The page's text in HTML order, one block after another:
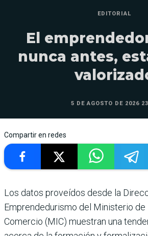
EDITORIAL
El
nunca antes,
5 DE AGOSTO DE 2026
Compartir en redes
Los datos proveídos desde la
Emprendedu­rismo del Ministerio de
Comercio (MIC) muestran una